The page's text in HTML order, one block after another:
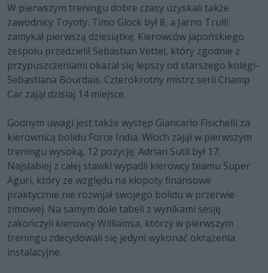
W pierwszym treningu dobre czasy uzyskali także
zawodnicy Toyoty. Timo Glock był 8, a Jarno Trulli
zamykał pierwszą dziesiątkę. Kierowców japońskiego
zespołu przedzielił Sebastian Vettel, który zgodnie z
przypuszczeniami okazał się lepszy od starszego kolegi-
Sebastiana Bourdais. Czterokrotny mistrz serii Champ
Car zajął dzisiaj 14 miejsce.
Godnym uwagi jest także występ Giancarlo Fisichelli za
kierownicą bolidu Force India. Włoch zajął w pierwszym
treningu wysoką, 12 pozycję. Adrian Sutil był 17.
Najsłabiej z całej stawki wypadli kierowcy teamu Super
Aguri, który ze względu na kłopoty finansowe
praktycznie nie rozwijał swojego bolidu w przerwie
zimowej. Na samym dole tabeli z wynikami sesję
zakończyli kierowcy Williamsa, którzy w pierwszym
treningu zdecydowali się jedyni wykonać okrążenia
instalacyjne.